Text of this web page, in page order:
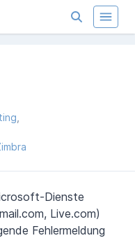
Dienste
Live.com)
Fehlermeldung